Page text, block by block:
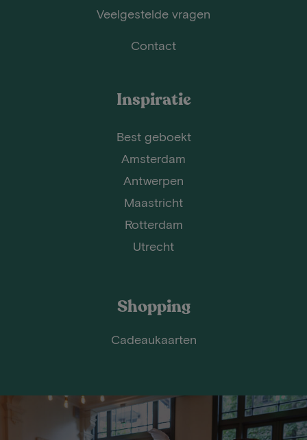
Veelgestelde vragen
Contact
Inspiratie
Best geboekt
Amsterdam
Antwerpen
Maastricht
Rotterdam
Utrecht
Shopping
Cadeaukaarten